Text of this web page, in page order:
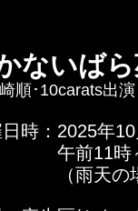
かないば
順･10carats出演
時：2025年10
11時～
天の場合